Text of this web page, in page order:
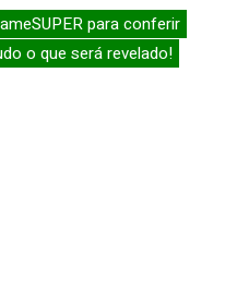
para conferir
o que será revelado!